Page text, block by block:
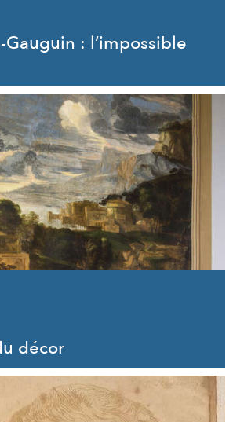
Gauguin : l’impossible
décor